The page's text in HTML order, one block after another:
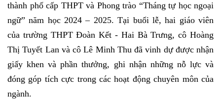
thành phố cấp THPT và Phong trào “Tháng tự học ngoại
ngữ” năm học 2024 – 2025. Tại buổi lễ, hai giáo viên
của trường THPT Đoàn Kết - Hai Bà Trưng, cô Hoàng
Thị Tuyết Lan và cô Lê Minh Thu đã vinh dự được nhận
giấy khen và phần thưởng, ghi nhận những nỗ lực và
đóng góp tích cực trong các hoạt động chuyên môn của
ngành.